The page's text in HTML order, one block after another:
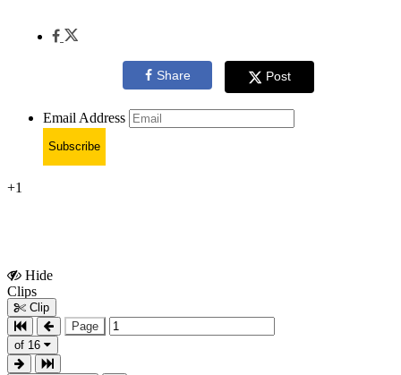
Share Post
Email Address
Subscribe
+1
Hide
Clips
Clip
Page
of 16